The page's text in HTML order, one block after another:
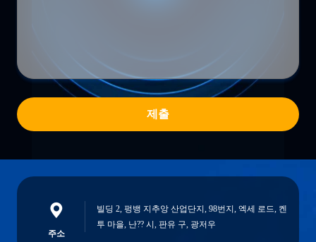
제출
주소
빌딩 2, 펑뱅 지추앙 산업단지, 98번지, 엑세 로드, 켄
투 마을, 난?? 시, 판유 구, 광저우